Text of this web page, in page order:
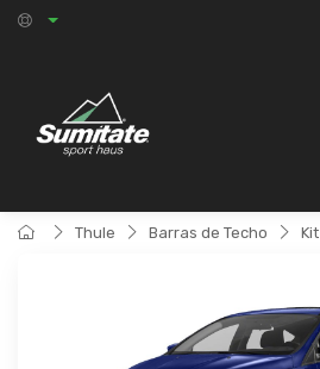
Thule Barras de Techo Kit